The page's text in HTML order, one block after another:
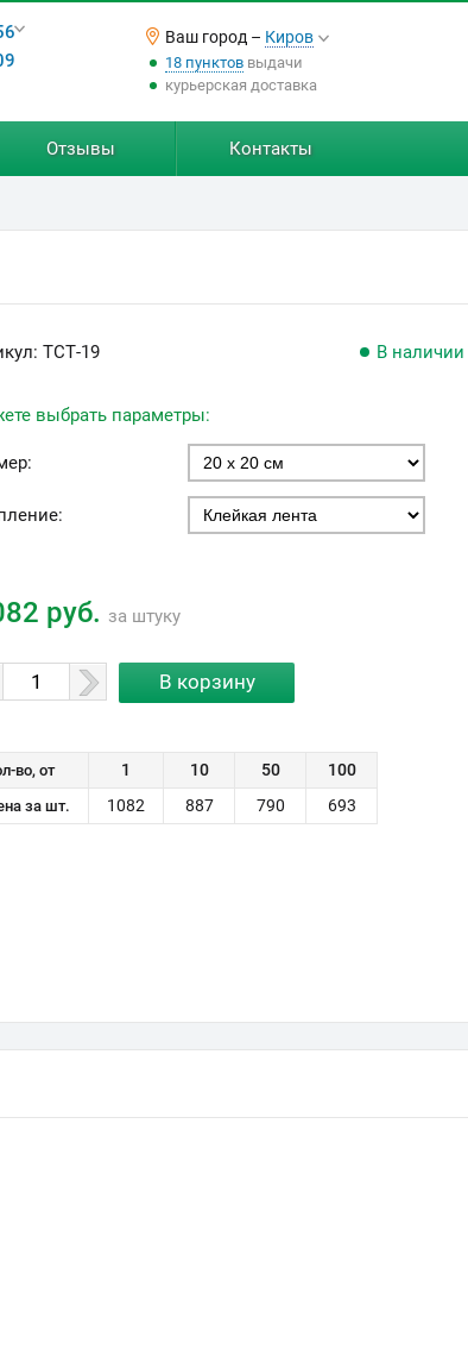
Ваш город – Киров
18 пунктоввыдачи
курьерская доставка
Отзывы Контакты
ТСТ-19 В наличии
выбрать параметры:
руб. за штуку
во, от 1 10 50 100
за шт. 1082 887 790 693